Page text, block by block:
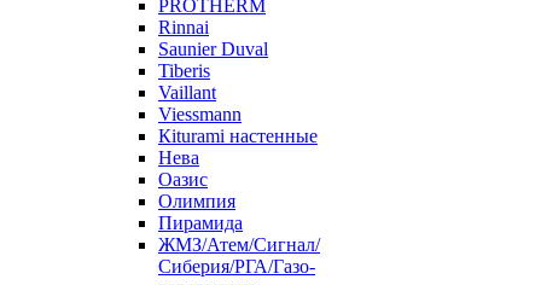
PROTHERM
Rinnai
Saunier Duval
Tiberis
Vaillant
Viessmann
Кiturami настенные
Нева
Оазис
Олимпия
Пирамида
ЖМЗ/Атем/Сигнал/
Сиберия/РГА/Газо-